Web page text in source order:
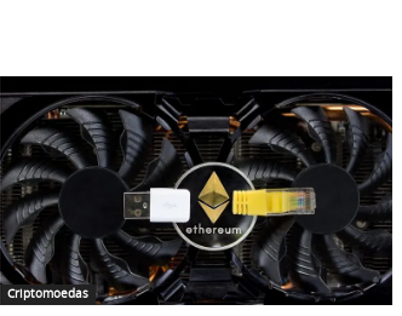
Criptomoedas